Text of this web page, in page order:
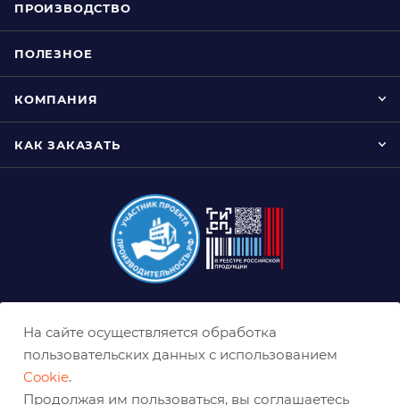
ПРОИЗВОДСТВО
ПОЛЕЗНОЕ
КОМПАНИЯ
КАК ЗАКАЗАТЬ
ekb@belabraziv.ru
На сайте осуществляется обработка
пользовательских данных с использованием
Cookie.
Продолжая им пользоваться, вы соглашаетесь